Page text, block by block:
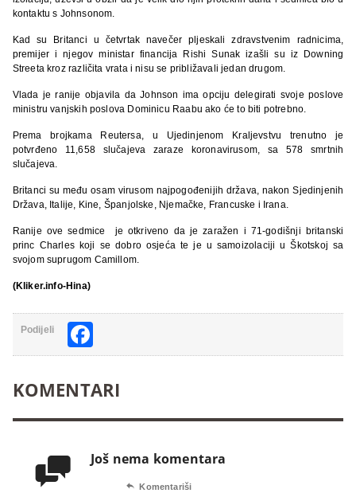
kontaktu s Johnsonom.
Kad su Britanci u četvrtak navečer pljeskali zdravstvenim radnicima,
premijer i njegov ministar financija Rishi Sunak izašli su iz Downing
Streeta kroz različita vrata i nisu se približavali jedan drugom.
Vlada je ranije objavila da Johnson ima opciju delegirati svoje poslove
ministru vanjskih poslova Dominicu Raabu ako će to biti potrebno.
Prema brojkama Reutersa, u Ujedinjenom Kraljevstvu trenutno je
potvrđeno 11,658 slučajeva zaraze koronavirusom, sa 578 smrtnih
slučajeva.
Britanci su među osam virusom najpogođenijih država, nakon Sjedinjenih
Država, Italije, Kine, Španjolske, Njemačke, Francuske i Irana.
Ranije ove sedmice je otkriveno da je zaražen i 71-godišnji britanski
princ Charles koji se dobro osjeća te je u samoizolaciji u Škotskoj sa
svojom suprugom Camillom.
(Kliker.info-Hina)
Podijeli
KOMENTARI
 Još nema komentara
 Komentariši